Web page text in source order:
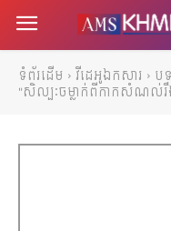
ទំព័រដើម វីដេអូឯកសារ ប
"សិល្បៈចម្លាក់ពីកាកសំណល់